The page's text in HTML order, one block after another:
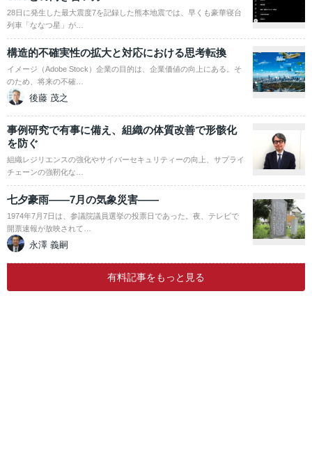
28日に発生した最大震度7を記録した熊本地震では、早くも豪華寝台
列車「ななつ星」が…
構造的不確実性の拡大と対応における思考転換
イメージ（Adobe Stock）企業の目的は、企業価値の向上にある。そ
のため、将来の不確…
後藤 茂之
事例研究で有事に備え、組織の体質改善で形骸化
を防ぐ
組織レジリエンスの強化やサイバーセキュリティーの向上、サプライ
チェーンの強靭化な…
七夕豪雨――7月の気象災害――
1974年7月7日は、参議院議員選挙の投票日であった。夜、テレビで
開票速報が放映されて…
永澤 義嗣
有料記事をもっと見る